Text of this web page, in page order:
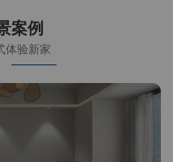
案例
体验新家